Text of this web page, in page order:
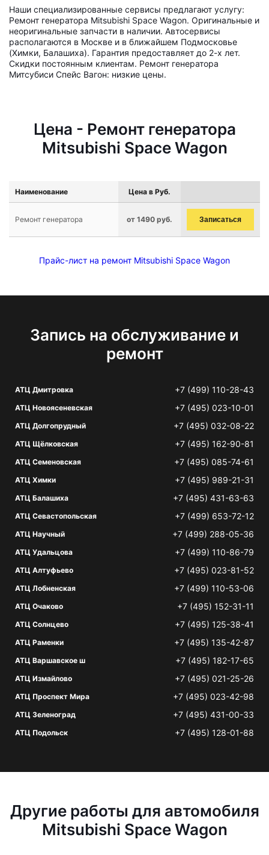
Наши специализированные сервисы предлагают услугу:
Ремонт генератора Mitsubishi Space Wagon. Оригинальные и
неоригинальные запчасти в наличии. Автосервисы
располагаются в Москве и в ближайшем Подмосковье
(Химки, Балашиха). Гарантия предоставляет до 2-х лет.
Скидки постоянным клиентам. Ремонт генератора
Митсубиси Спейс Вагон: низкие цены.
Цена - Ремонт генератора
Mitsubishi Space Wagon
Наименование Цена в Руб.
Ремонт генератора от 1490 руб. Записаться
Прайс-лист на ремонт Mitsubishi Space Wagon
Запись на обслуживание и
ремонт
АТЦ Дмитровка +7 (499) 110-28-43
АТЦ Новоясеневская +7 (495) 023-10-01
АТЦ Долгопрудный +7 (495) 032-08-22
АТЦ Щёлковская +7 (495) 162-90-81
АТЦ Семеновская +7 (495) 085-74-61
АТЦ Химки +7 (495) 989-21-31
АТЦ Балашиха +7 (495) 431-63-63
АТЦ Севастопольская +7 (499) 653-72-12
АТЦ Научный +7 (499) 288-05-36
АТЦ Удальцова +7 (499) 110-86-79
АТЦ Алтуфьево +7 (495) 023-81-52
АТЦ Лобненская +7 (499) 110-53-06
АТЦ Очаково +7 (495) 152-31-11
АТЦ Солнцево +7 (495) 125-38-41
АТЦ Раменки +7 (495) 135-42-87
АТЦ Варшавское ш +7 (495) 182-17-65
АТЦ Измайлово +7 (495) 021-25-26
АТЦ Проспект Мира +7 (495) 023-42-98
АТЦ Зеленоград +7 (495) 431-00-33
АТЦ Подольск +7 (495) 128-01-88
Другие работы для автомобиля
Mitsubishi Space Wagon